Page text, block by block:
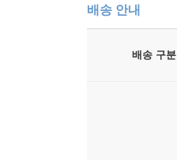
배송 안내
배송 구분